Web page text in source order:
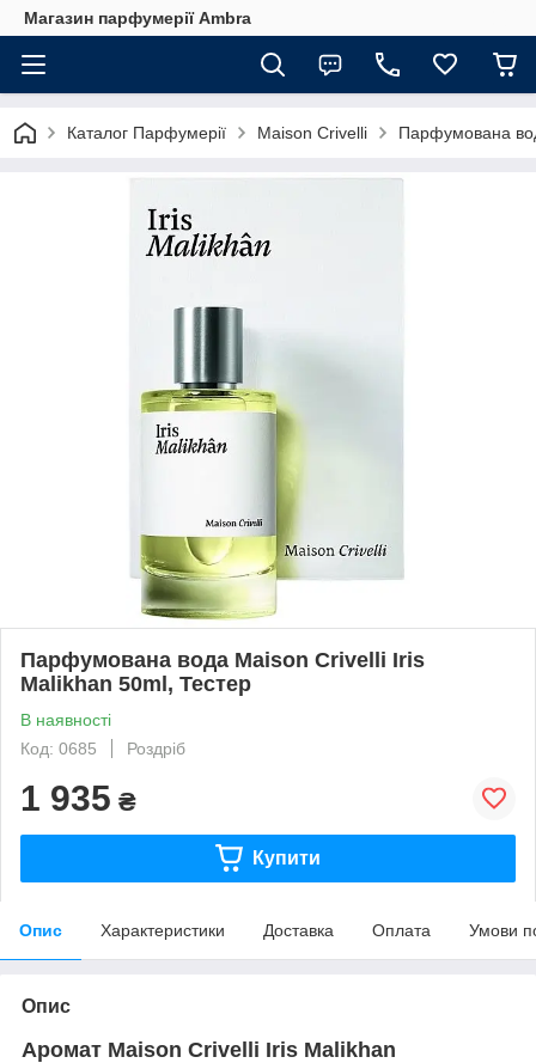
Магазин парфумерії Ambra
Каталог Парфумерії Maison Crivelli Парфумована
Парфумована вода Maison Crivelli Iris
Malikhan 50ml, Тестер
В наявності
Код: 0685
Роздріб
1 935 ₴
Купити
Опис Характеристики Доставка Оплата Умови
Опис
Аромат Maison Crivelli Iris Malikhan